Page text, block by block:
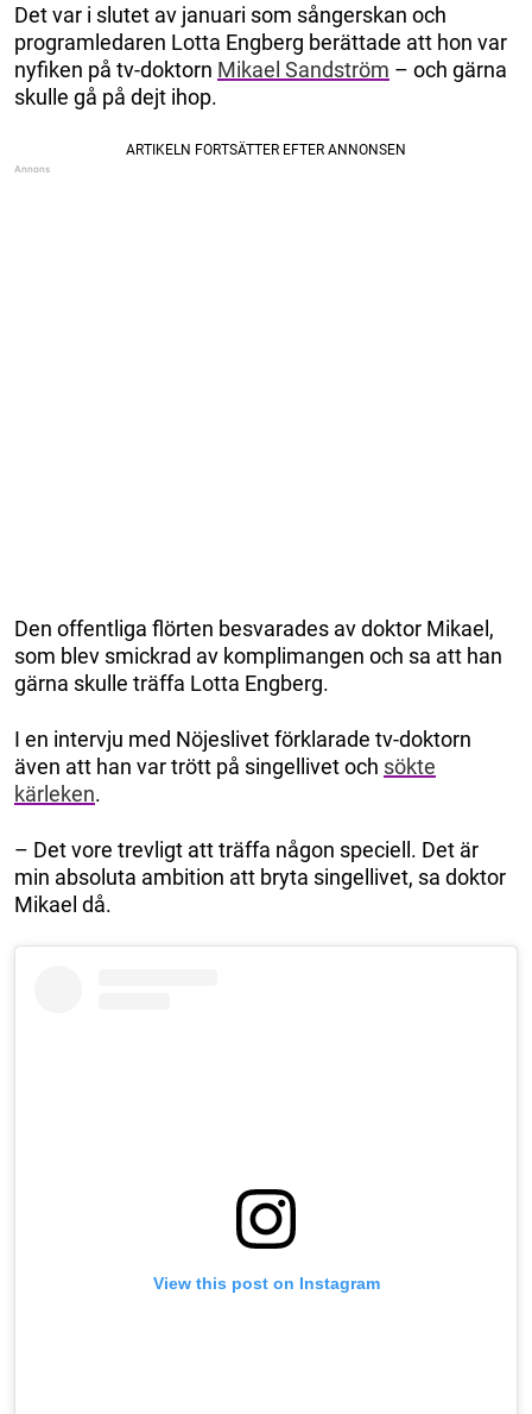
Det var i slutet av januari som sångerskan och
programledaren Lotta Engberg berättade att hon var
nyfiken på tv-doktorn Mikael Sandström – och gärna
skulle gå på dejt ihop.
Den offentliga flörten besvarades av doktor Mikael,
som blev smickrad av komplimangen och sa att han
gärna skulle träffa Lotta Engberg.
I en intervju med Nöjeslivet förklarade tv-doktorn
även att han var trött på singellivet och sökte
kärleken.
– Det vore trevligt att träffa någon speciell. Det är
min absoluta ambition att bryta singellivet, sa doktor
Mikael då.
View this post on Instagram